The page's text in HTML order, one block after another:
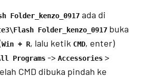
Folder_kenzo_0917 ada di
Folder_kenzo_0917 buka
Win + R, lalu ketik CMD, enter)
Programs ->Accessories >
CMD dibuka pindah ke